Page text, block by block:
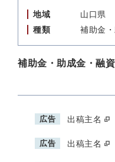
地域
山口県
種類
補助金
補助金・助成金・融
広告 出稿主名
広告 出稿主名